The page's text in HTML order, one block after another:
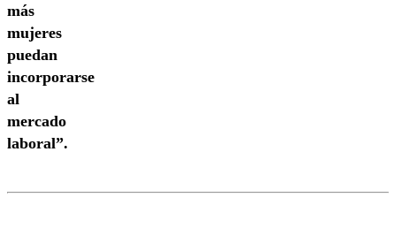
más
mujeres
puedan
incorporarse
al
mercado
laboral”.